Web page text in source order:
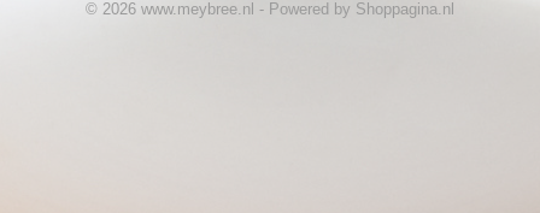
© 2026 www.meybree.nl - Powered by Shoppagina.nl